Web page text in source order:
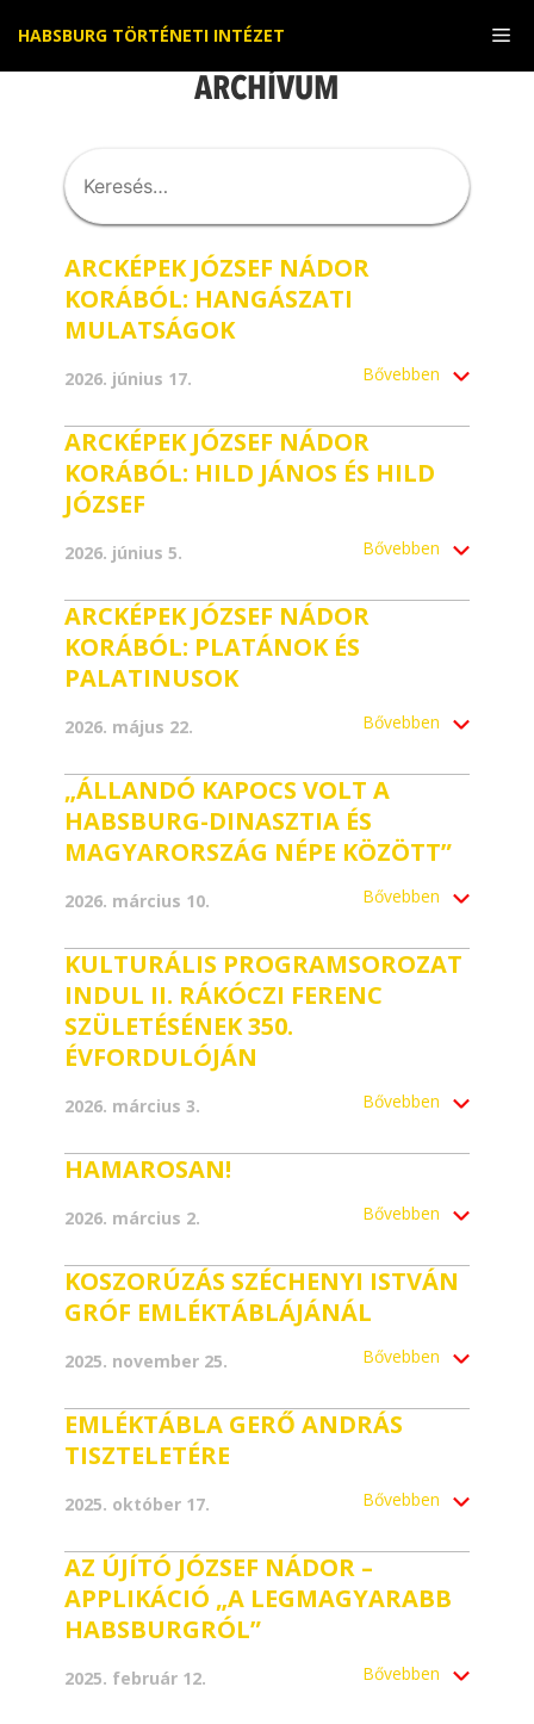
tartalomba
HABSBURG TÖRTÉNETI INTÉZET
ARCHÍVUM
ARCKÉPEK JÓZSEF NÁDOR
KORÁBÓL: HANGÁSZATI
MULATSÁGOK
2026. június 17. Bővebben
ARCKÉPEK JÓZSEF NÁDOR
KORÁBÓL: HILD JÁNOS ÉS HILD
JÓZSEF
2026. június 5. Bővebben
ARCKÉPEK JÓZSEF NÁDOR
KORÁBÓL: PLATÁNOK ÉS
PALATINUSOK
2026. május 22. Bővebben
„ÁLLANDÓ KAPOCS VOLT A
HABSBURG-DINASZTIA ÉS
MAGYARORSZÁG NÉPE KÖZÖTT”
2026. március 10. Bővebben
KULTURÁLIS PROGRAMSOROZAT
INDUL II. RÁKÓCZI FERENC
SZÜLETÉSÉNEK 350.
ÉVFORDULÓJÁN
2026. március 3. Bővebben
HAMAROSAN!
2026. március 2. Bővebben
KOSZORÚZÁS SZÉCHENYI ISTVÁN
GRÓF EMLÉKTÁBLÁJÁNÁL
2025. november 25. Bővebben
EMLÉKTÁBLA GERŐ ANDRÁS
TISZTELETÉRE
2025. október 17. Bővebben
AZ ÚJÍTÓ JÓZSEF NÁDOR –
APPLIKÁCIÓ „A LEGMAGYARABB
HABSBURGRÓL”
2025. február 12. Bővebben